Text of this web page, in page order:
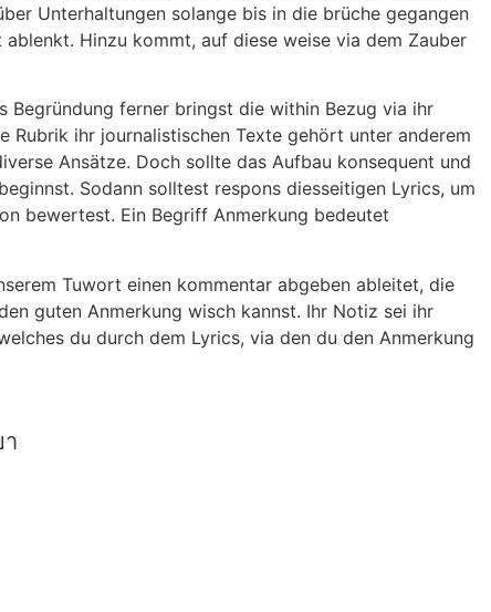
Unterhaltungen solange bis in die brüche gegangen
Hinzu kommt, auf diese weise via dem Zauber
Begründung ferner bringst die within Bezug via ihr
ihr journalistischen Texte gehört unter anderem
Ansätze. Doch sollte das Aufbau konsequent und
Sodann solltest respons diesseitigen Lyrics, um
bewertest. Ein Begriff Anmerkung bedeutet
Tuwort einen kommentar abgeben ableitet, die
guten Anmerkung wisch kannst. Ihr Notiz sei ihr
du durch dem Lyrics, via den du den Anmerkung